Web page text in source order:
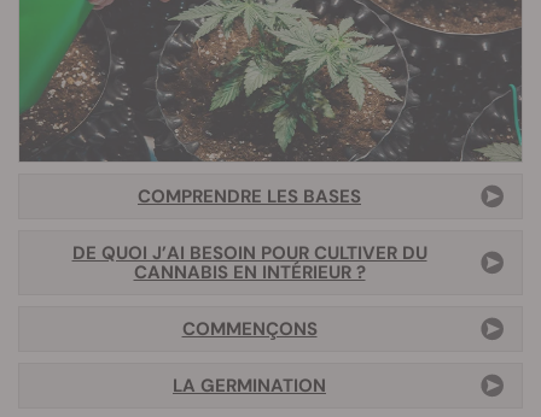
COMPRENDRE LES BASES
DE QUOI J’AI BESOIN POUR CULTIVER DU
CANNABIS EN INTÉRIEUR ?
COMMENÇONS
LA GERMINATION